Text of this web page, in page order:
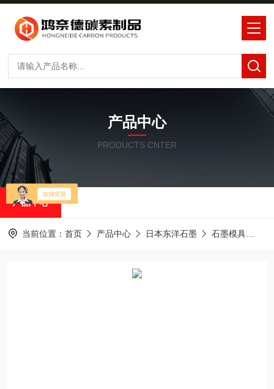
产品中心
PRODUCTS CNTER
产品中心
当前位置： 首页 产品中心 日本东洋石墨 石墨模具